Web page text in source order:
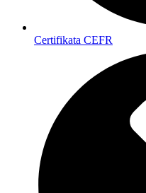
Certifikata CEFR